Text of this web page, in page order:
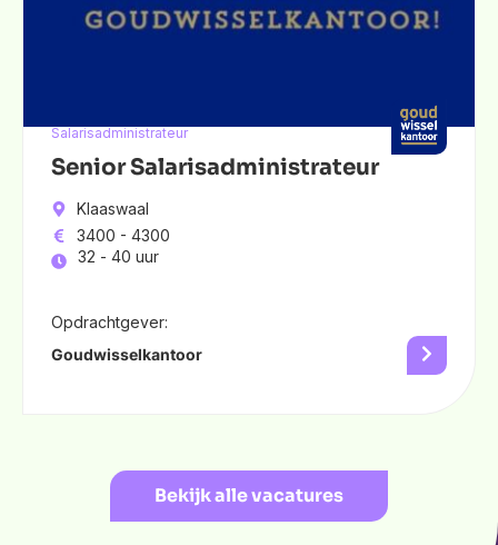
Salarisadministrateur
Senior Salarisadministrateur
Klaaswaal
3400 - 4300
32 - 40 uur
Opdrachtgever:
Goudwisselkantoor
Bekijk alle vacatures